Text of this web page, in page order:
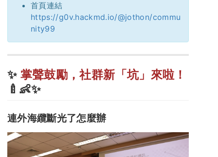
首頁連結
https://g0v.hackmd.io/@jothon/commu
nity99
✨ 掌聲鼓勵，社群新「坑」來啦！
🍼👶✨
連外海纜斷光了怎麼辦